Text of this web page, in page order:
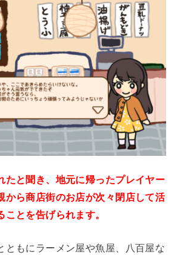
たと聞き、地元に帰ったプレイヤー
から商店街のお店が次々閉店して活
とを告げられます。
ともにラーメン屋や魚屋、八百屋な